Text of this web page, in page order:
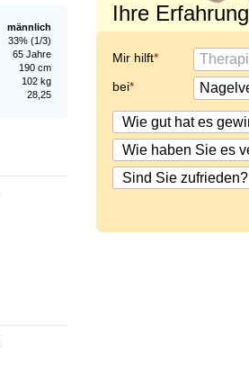
männlich
33% (1/3)
65 Jahre
190 cm
102 kg
28,25
Ihre Erfahrung
Mir hilft
bei